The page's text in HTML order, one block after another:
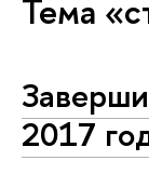
Тема
2017